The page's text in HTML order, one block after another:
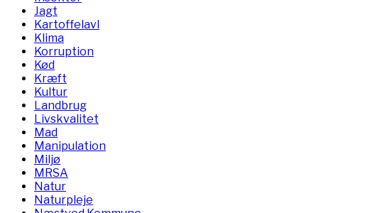
Jagt
Kartoffelavl
Klima
Korruption
Kød
Kræft
Kultur
Landbrug
Livskvalitet
Mad
Manipulation
Miljø
MRSA
Natur
Naturpleje